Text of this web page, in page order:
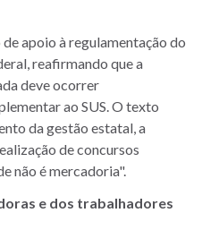
apoio à regulamentação do
reafirmando que a
deve ocorrer
ao SUS. O texto
da gestão estatal, a
de concursos
não é mercadoria".
e dos trabalhadores